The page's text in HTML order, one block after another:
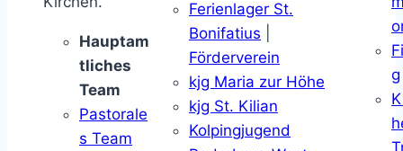
Hauptam
tliches
Team
Pastorale
s Team
Ferienlager St.
Bonifatius
Förderverein
kjg Maria zur Höhe
kjg St. Kilian
Kolpingjugend
g